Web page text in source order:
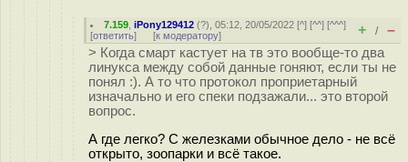
7.159 ,iPony129412 (?), 05:12, 20/05/2022 [^] [^^] [^^^]
[ответить] [к модератору] + / –
> Когда смарт кастует на тв это вообще-то два
линукса между собой данные гоняют, если ты не
понял :). А то что протокол проприетарный
изначально и его спеки подзажали... это второй
вопрос.
А где легко? С железками обычное дело - не всё
открыто, зоопарки и всё такое.